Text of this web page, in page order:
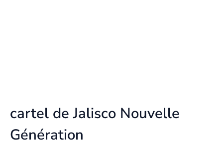
cartel de Jalisco Nouvelle
Génération